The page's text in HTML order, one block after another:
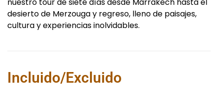
desierto de Merzouga y regreso, lleno de paisajes,
cultura y experiencias inolvidables.
Incluido/Excluido